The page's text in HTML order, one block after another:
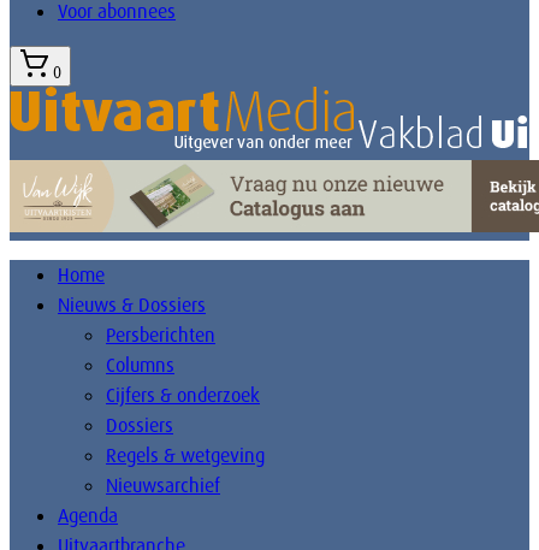
Voor abonnees
0
Home
Nieuws & Dossiers
Persberichten
Columns
Cijfers & onderzoek
Dossiers
Regels & wetgeving
Nieuwsarchief
Agenda